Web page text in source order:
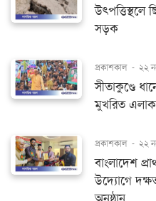
উৎপত্তিস্থলে
সড়ক
প্রকাশকাল - ২২
সীতাকুণ্ডে
মুখরিত
প্রকাশকাল - ২২
বাংলাদেশ
উদ্যোগে